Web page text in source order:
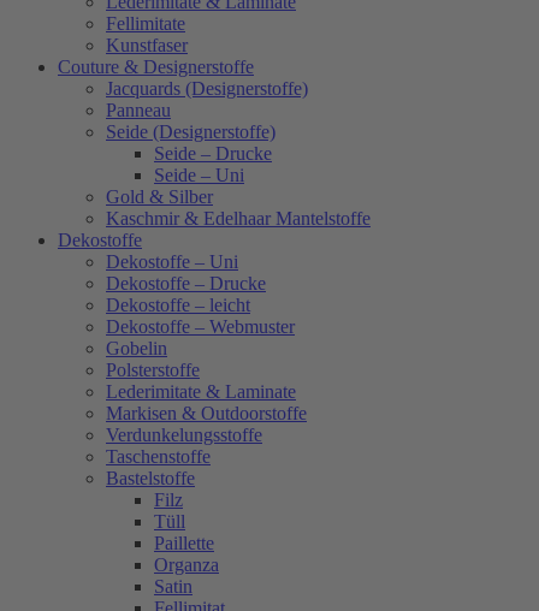
Fellimitate
Kunstfaser
Couture & Designerstoffe
Jacquards (Designerstoffe)
Panneau
Seide (Designerstoffe)
Seide – Drucke
Seide – Uni
Gold & Silber
Kaschmir & Edelhaar Mantelstoffe
Dekostoffe
Dekostoffe – Uni
Dekostoffe – Drucke
Dekostoffe – leicht
Dekostoffe – Webmuster
Gobelin
Polsterstoffe
Lederimitate & Laminate
Markisen & Outdoorstoffe
Verdunkelungsstoffe
Taschenstoffe
Bastelstoffe
Filz
Tüll
Paillette
Organza
Satin